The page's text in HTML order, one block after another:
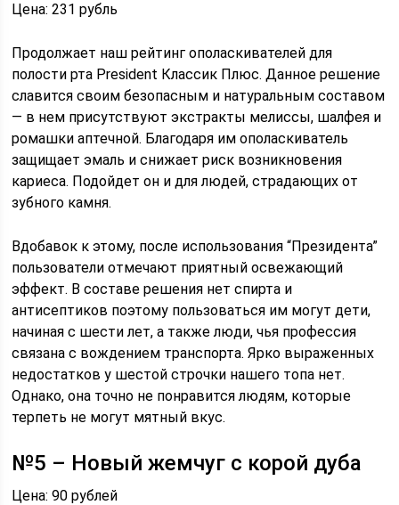
Цена: 231 рубль
Продолжает наш рейтинг ополаскивателей для
полости рта President Классик Плюс. Данное решение
славится своим безопасным и натуральным составом
— в нем присутствуют экстракты мелиссы, шалфея и
ромашки аптечной. Благодаря им ополаскиватель
защищает эмаль и снижает риск возникновения
кариеса. Подойдет он и для людей, страдающих от
зубного камня.
Вдобавок к этому, после использования “Президента”
пользователи отмечают приятный освежающий
эффект. В составе решения нет спирта и
антисептиков поэтому пользоваться им могут дети,
начиная с шести лет, а также люди, чья профессия
связана с вождением транспорта. Ярко выраженных
недостатков у шестой строчки нашего топа нет.
Однако, она точно не понравится людям, которые
терпеть не могут мятный вкус.
№5 – Новый жемчуг с корой дуба
Цена: 90 рублей